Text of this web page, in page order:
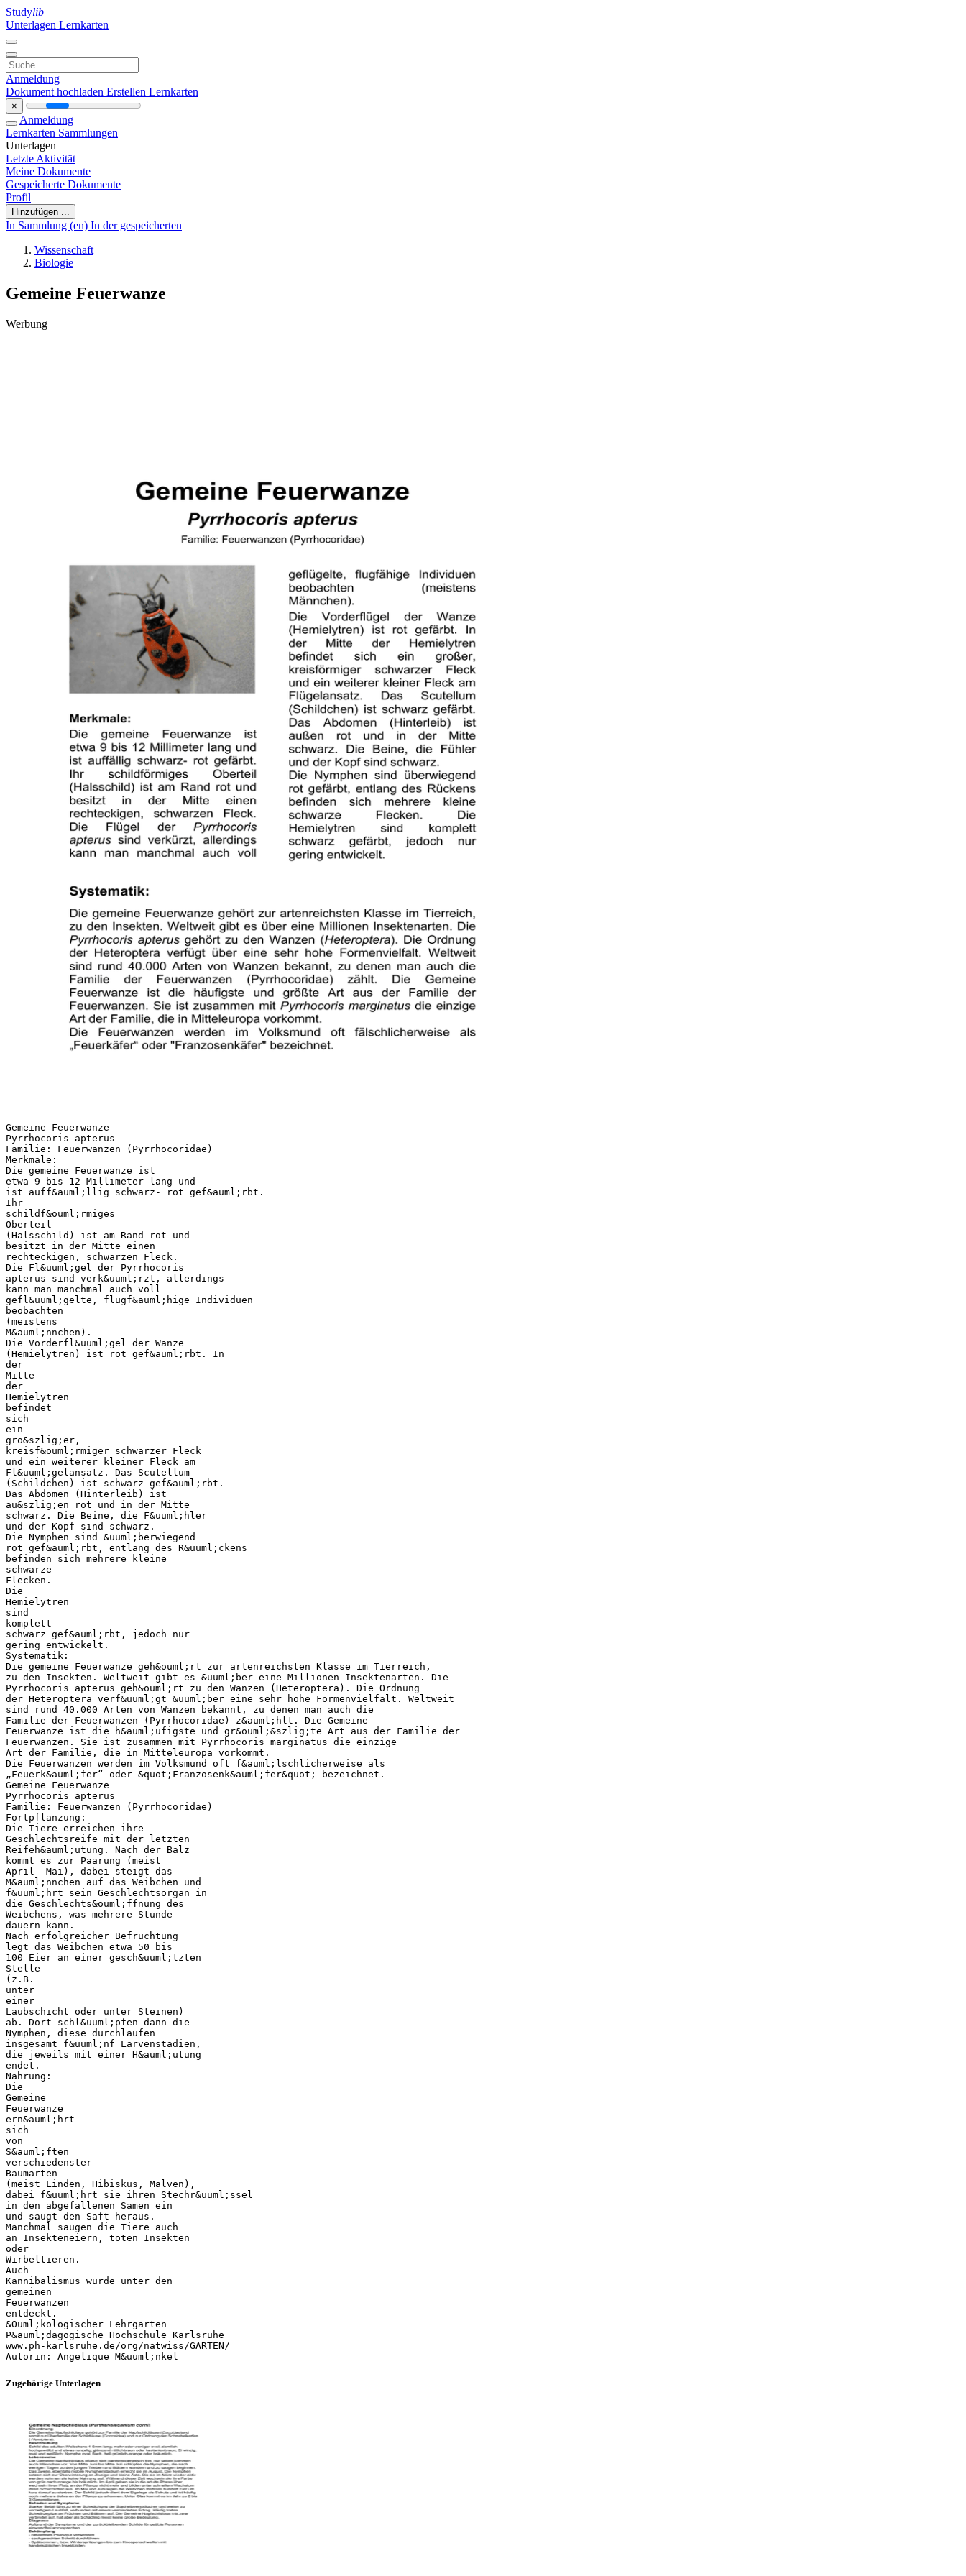
Studylib
Unterlagen Lernkarten
Anmeldung
Dokument hochladen Erstellen Lernkarten
×
Anmeldung
Lernkarten Sammlungen
Unterlagen
Letzte Aktivität
Meine Dokumente
Gespeicherte Dokumente
Profil
Hinzufügen ...
In Sammlung (en) In der gespeicherten
Wissenschaft
Biologie
Gemeine Feuerwanze
Werbung
Gemeine Feuerwanze
Pyrrhocoris apterus
Familie: Feuerwanzen (Pyrrhocoridae)
Merkmale:
Die gemeine Feuerwanze ist
etwa 9 bis 12 Millimeter lang und
ist auff&auml;llig schwarz- rot gef&auml;rbt.
Ihr
schildf&ouml;rmiges
Oberteil
(Halsschild) ist am Rand rot und
besitzt in der Mitte einen
rechteckigen, schwarzen Fleck.
Die Fl&uuml;gel der Pyrrhocoris
apterus sind verk&uuml;rzt, allerdings
kann man manchmal auch voll
gefl&uuml;gelte, flugf&auml;hige Individuen
beobachten
(meistens
M&auml;nnchen).
Die Vorderfl&uuml;gel der Wanze
(Hemielytren) ist rot gef&auml;rbt. In
der
Mitte
der
Hemielytren
befindet
sich
ein
gro&szlig;er,
kreisf&ouml;rmiger schwarzer Fleck
und ein weiterer kleiner Fleck am
Fl&uuml;gelansatz. Das Scutellum
(Schildchen) ist schwarz gef&auml;rbt.
Das Abdomen (Hinterleib) ist
au&szlig;en rot und in der Mitte
schwarz. Die Beine, die F&uuml;hler
und der Kopf sind schwarz.
Die Nymphen sind &uuml;berwiegend
rot gef&auml;rbt, entlang des R&uuml;ckens
befinden sich mehrere kleine
schwarze
Flecken.
Die
Hemielytren
sind
komplett
schwarz gef&auml;rbt, jedoch nur
gering entwickelt.
Systematik:
Die gemeine Feuerwanze geh&ouml;rt zur artenreichsten Klasse im Tierreich,
zu den Insekten. Weltweit gibt es &uuml;ber eine Millionen Insektenarten. Die
Pyrrhocoris apterus geh&ouml;rt zu den Wanzen (Heteroptera). Die Ordnung
der Heteroptera verf&uuml;gt &uuml;ber eine sehr hohe Formenvielfalt. Weltweit
sind rund 40.000 Arten von Wanzen bekannt, zu denen man auch die
Familie der Feuerwanzen (Pyrrhocoridae) z&auml;hlt. Die Gemeine
Feuerwanze ist die h&auml;ufigste und gr&ouml;&szlig;te Art aus der Familie der
Feuerwanzen. Sie ist zusammen mit Pyrrhocoris marginatus die einzige
Art der Familie, die in Mitteleuropa vorkommt.
Die Feuerwanzen werden im Volksmund oft f&auml;lschlicherweise als
„Feuerk&auml;fer“ oder &quot;Franzosenk&auml;fer&quot; bezeichnet.
Gemeine Feuerwanze
Pyrrhocoris apterus
Familie: Feuerwanzen (Pyrrhocoridae)
Fortpflanzung:
Die Tiere erreichen ihre
Geschlechtsreife mit der letzten
Reifeh&auml;utung. Nach der Balz
kommt es zur Paarung (meist
April- Mai), dabei steigt das
M&auml;nnchen auf das Weibchen und
f&uuml;hrt sein Geschlechtsorgan in
die Geschlechts&ouml;ffnung des
Weibchens, was mehrere Stunde
dauern kann.
Nach erfolgreicher Befruchtung
legt das Weibchen etwa 50 bis
100 Eier an einer gesch&uuml;tzten
Stelle
(z.B.
unter
einer
Laubschicht oder unter Steinen)
ab. Dort schl&uuml;pfen dann die
Nymphen, diese durchlaufen
insgesamt f&uuml;nf Larvenstadien,
die jeweils mit einer H&auml;utung
endet.
Nahrung:
Die
Gemeine
Feuerwanze
ern&auml;hrt
sich
von
S&auml;ften
verschiedenster
Baumarten
(meist Linden, Hibiskus, Malven),
dabei f&uuml;hrt sie ihren Stechr&uuml;ssel
in den abgefallenen Samen ein
und saugt den Saft heraus.
Manchmal saugen die Tiere auch
an Insekteneiern, toten Insekten
oder
Wirbeltieren.
Auch
Kannibalismus wurde unter den
gemeinen
Feuerwanzen
entdeckt.
&Ouml;kologischer Lehrgarten
P&auml;dagogische Hochschule Karlsruhe
www.ph-karlsruhe.de/org/natwiss/GARTEN/
Zugehörige Unterlagen